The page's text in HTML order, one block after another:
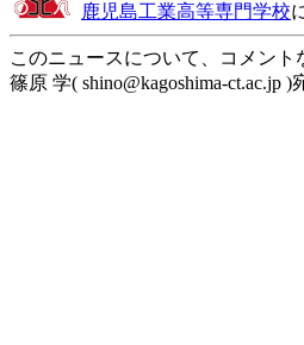
鹿児島工業高等専門学校
このニュースについて、コメント
篠原 学( shino@kagoshima-ct.ac.jp )